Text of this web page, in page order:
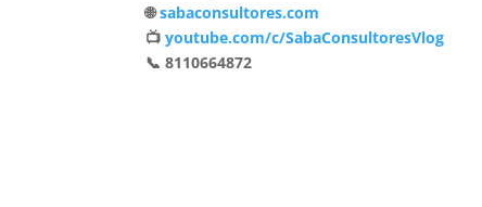
🌐sabaconsultores.com
📺youtube.com/c/SabaConsultoresVlog
📞 8110664872